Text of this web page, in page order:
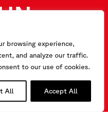
browsing experience,
and analyze our traffic.
to our use of cookies.
All Accept All